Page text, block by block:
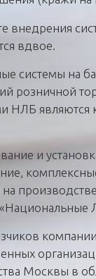
внедрения
вдвое.
системы на
розничной
НЛБ
и
на
Москвы в